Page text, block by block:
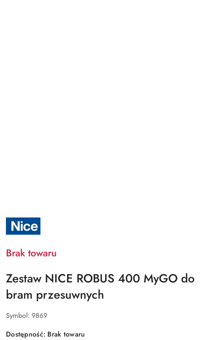
NAZWA
PRODUCENTA:
NICE
Brak towaru
Zestaw NICE ROBUS 400 MyGO do
bram przesuwnych
Symbol: 9869
Dostępność: Brak towaru